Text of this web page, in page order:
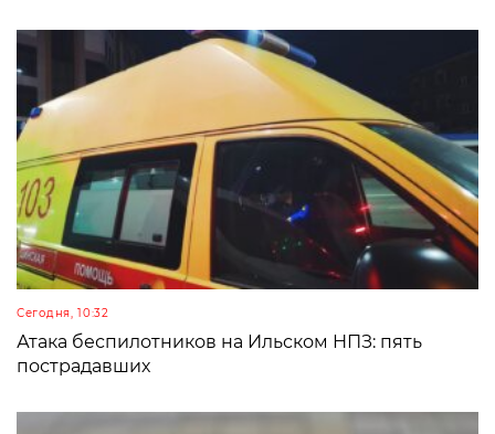
Сегодня, 10:32
Атака беспилотников на Ильском НПЗ: пять
пострадавших